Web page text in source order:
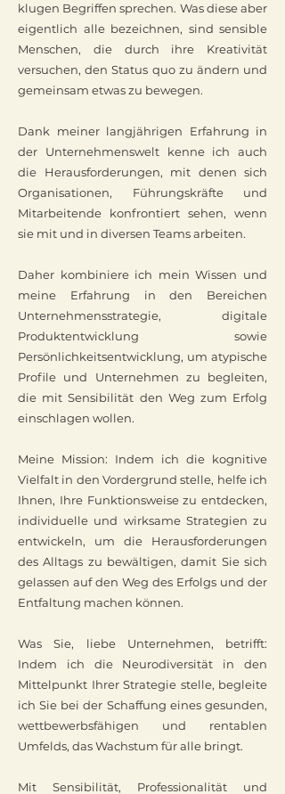
klugen Begriffen sprechen. Was diese aber
eigentlich alle bezeichnen, sind sensible
Menschen, die durch ihre Kreativität
versuchen, den Status quo zu ändern und
gemeinsam etwas zu bewegen.
Dank meiner langjährigen Erfahrung in
der Unternehmenswelt kenne ich auch
die Herausforderungen, mit denen sich
Organisationen, Führungskräfte und
Mitarbeitende konfrontiert sehen, wenn
sie mit und in diversen Teams arbeiten.
Daher kombiniere ich mein Wissen und
meine Erfahrung in den Bereichen
Unternehmensstrategie, digitale
Produktentwicklung sowie
Persönlichkeitsentwicklung, um atypische
Profile und Unternehmen zu begleiten,
die mit Sensibilität den Weg zum Erfolg
einschlagen wollen.
Meine Mission: Indem ich die kognitive
Vielfalt in den Vordergrund stelle, helfe ich
Ihnen, Ihre Funktionsweise zu entdecken,
individuelle und wirksame Strategien zu
entwickeln, um die Herausforderungen
des Alltags zu bewältigen, damit Sie sich
gelassen auf den Weg des Erfolgs und der
Entfaltung machen können.
Was Sie, liebe Unternehmen, betrifft:
Indem ich die Neurodiversität in den
Mittelpunkt Ihrer Strategie stelle, begleite
ich Sie bei der Schaffung eines gesunden,
wettbewerbsfähigen und rentablen
Umfelds, das Wachstum für alle bringt.
Mit Sensibilität, Professionalität und